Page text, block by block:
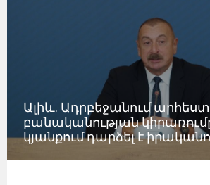
Ալիև. Ադրբեջանում
բանականության
կյանքում դարձել է